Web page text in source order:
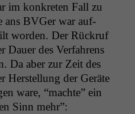
im konkreten Fall zu
ans BVGer war auf­
wor­den. Der Rück­ruf
Dauer des Ver­fahrens
Da aber zur Zeit des
Her­stel­lung der Geräte
ware, “machte” ein
Sinn mehr”: